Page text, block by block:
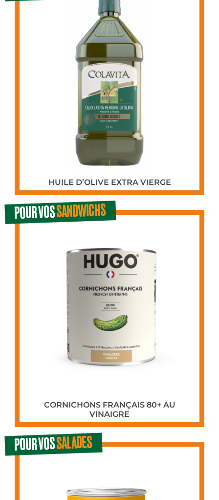
HUILE D’OLIVE EXTRA VIERGE
POUR VOSSANDWICHS
CORNICHONS FRANÇAIS 80+ AU
VINAIGRE
POUR VOSSALADES